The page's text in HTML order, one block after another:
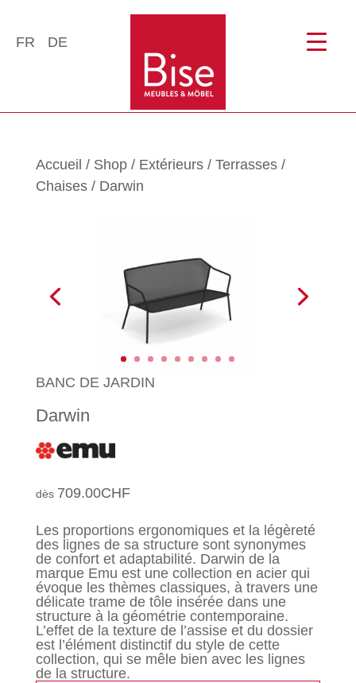
FR DE
Accueil / Shop/ Extérieurs/ Terrasses/
Chaises/ Darwin
BANC DE JARDIN
Darwin
709.00CHF
Les proportions ergonomiques et la légèreté
des lignes de sa structure sont synonymes
de confort et adaptabilité. Darwin de la
marque Emu est une collection en acier qui
évoque les thèmes classiques, à travers une
délicate trame de tôle insérée dans une
structure à la géométrie contemporaine.
L’effet de la texture de l’assise et du dossier
est l’élément distinctif du style de cette
collection, qui se mêle bien avec les lignes
de la structure.